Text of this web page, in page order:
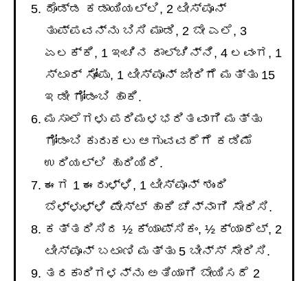
ದೊಡ್ಡ ಕಡಾಯಿಯಲ್ಲಿ, 2 ಟೀಸ್ಪೂನ್
ತುಪ್ಪವನ್ನು ಬಿಸಿ ಮಾಡಿ, 2 ಬೇ ಎಲೆ, 3
ಏಲಕ್ಕಿ, 1 ಇಂಚಿನ ದಾಲ್ಚಿನ್ನಿ, 4 ಲವಂಗ, 1
ಸ್ಟಾರ್ ಸೋಂಪು, 1 ಟೀಸ್ಪೂನ್ ಜೀರಿಗೆ ಮತ್ತು 15
ಇಡೀ ಗೋಡಂಬಿ ಹಾಕಿ.
ಮಸಾಲೆಗಳು ಪರಿಮಳಭರಿತವಾಗಿ ಮತ್ತು
ಗೋಡಂಬಿ ಕುರುಕಲು ಆಗುವವರೆಗೆ ಕಡಿಮೆ
ಉರಿಯಲ್ಲಿ ಹುರಿಯಿರಿ.
ಈಗ 1 ಈರುಳ್ಳಿ, 1 ಟೀಸ್ಪೂನ್ ಶುಂಠಿ
ಬೆಳ್ಳುಳ್ಳಿ ಪೇಸ್ಟ್ ಹಾಕಿ ಚೆನ್ನಾಗಿ ಸೇರಿಸಿ.
ಕತ್ತರಿಸಿದ ½ ಕ್ಯಾಪ್ಸಿಕಂ, ½ ಕ್ಯಾರೆಟ್, 2
ಟೀಸ್ಪೂನ್ ಬಟಾಣಿ ಮತ್ತು 5 ಬೀನ್ಸ್ ಸೇರಿಸಿ.
ತರಕಾರಿಗಳನ್ನು ಅತಿಯಾಗಿ ಬೇಯಿಸದೆ 2